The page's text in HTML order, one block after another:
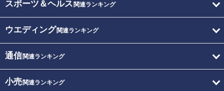
スポーツ＆ヘルス 関連ランキング
ウエディング関連ランキング
通信関連ランキング
小売関連ランキング